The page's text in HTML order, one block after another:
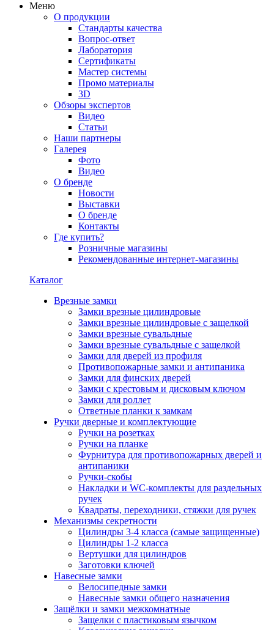
Меню
О продукции
Стандарты качества
Вопрос-ответ
Лаборатория
Сертификаты
Мастер системы
Промо материалы
3D
Обзоры экспертов
Видео
Статьи
Наши партнеры
Галерея
Фото
Видео
О бренде
Новости
Выставки
О бренде
Контакты
Где купить?
Розничные магазины
Рекомендованные интернет-магазины
Каталог
Врезные замки
Замки врезные цилиндровые
Замки врезные цилиндровые с защелкой
Замки врезные сувальдные
Замки врезные сувальдные с защелкой
Замки для дверей из профиля
Противопожарные замки и антипаника
Замки для финских дверей
Замки с крестовым и дисковым ключом
Замки для роллет
Ответные планки к замкам
Ручки дверные и комплектующие
Ручки на розетках
Ручки на планке
Фурнитура для противопожарных дверей и
антипаники
Ручки-скобы
Накладки и WC-комплекты для раздельных
ручек
Квадраты, переходники, стяжки для ручек
Механизмы секретности
Цилиндры 3-4 класса (самые защищенные)
Цилиндры 1-2 класса
Вертушки для цилиндров
Заготовки ключей
Навесные замки
Велосипедные замки
Навесные замки общего назначения
Защёлки и замки межкомнатные
Защелки с пластиковым язычком